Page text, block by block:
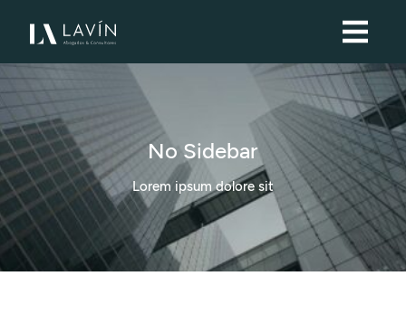
No Sidebar
Lorem ipsum dolore sit